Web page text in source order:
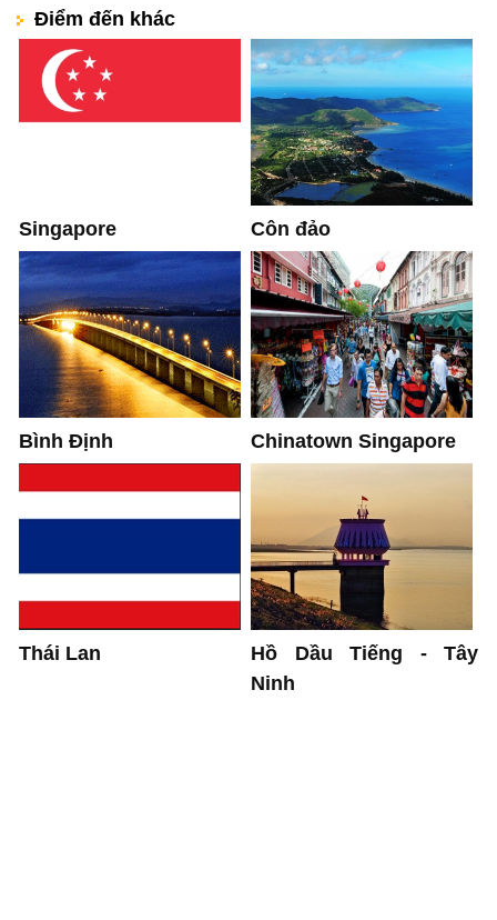
Điểm đến khác
Singapore Côn đảo
Bình Định Chinatown Singapore
Thái Lan
Hồ Dầu Tiếng - Tây
Ninh